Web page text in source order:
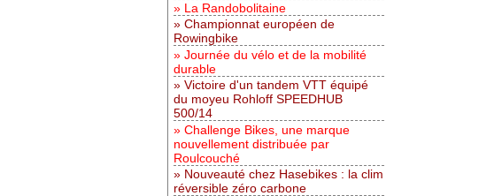
La Randobolitaine
Championnat européen de
Rowingbike
Journée du vélo et de la mobilité
durable
Victoire d'un tandem VTT équipé
du moyeu Rohloff SPEEDHUB
500/14
Challenge Bikes, une marque
nouvellement distribuée par
Roulcouché
Nouveauté chez Hasebikes : la clim
réversible zéro carbone